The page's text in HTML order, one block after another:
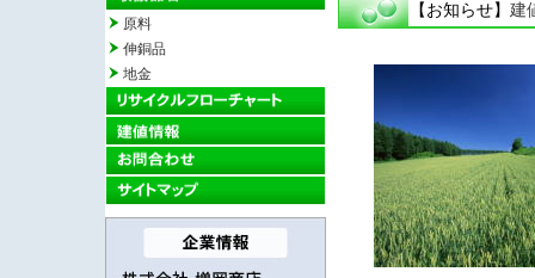
原料
伸銅品
地金
【お知らせ】 建